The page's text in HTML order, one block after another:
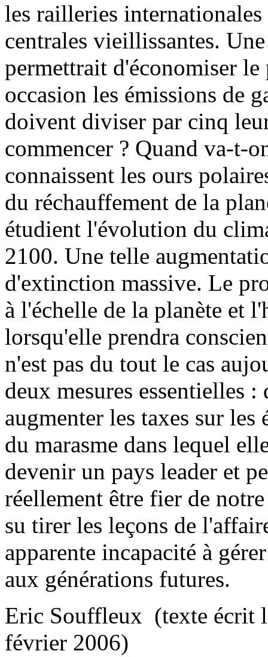
les railleries
centrales vieillissantes.
permettrait d'économiser
occasion les émissions de
doivent diviser par cinq
commencer ? Quand va-t-
connaissent les ours
du réchauffement de la
étudient l'évolution du
2100. Une telle
d'extinction massive. Le
à l'échelle de la planète et
lorsqu'elle prendra
n'est pas du tout le cas
deux mesures essentielles
augmenter les taxes sur
du marasme dans lequel
devenir un pays leader et
réellement être fier de
su tirer les leçons de
apparente incapacité à
aux générations futures.
Eric Souffleux (texte écrit
février 2006)